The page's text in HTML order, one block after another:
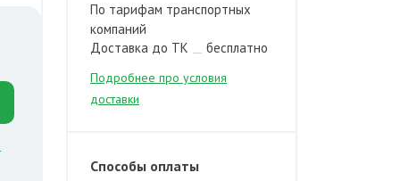
По тарифам транспортных
компаний
Доставка до ТК
бесплатно
Подробнее про условия
доставки
Способы оплаты